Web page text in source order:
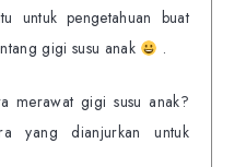
untuk pengetahuan buat
gigi susu anak
.
merawat gigi susu anak?
yang dianjurkan untuk